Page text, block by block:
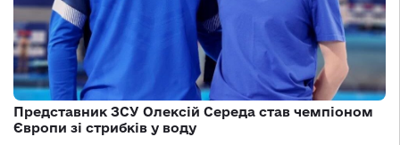
Представник ЗСУ Олексій Середа став чемпіоном
Європи зі стрибків у воду